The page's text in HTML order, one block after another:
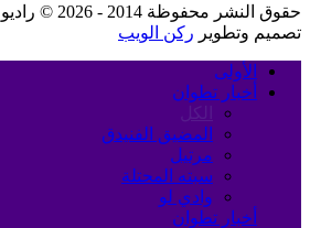
حقوق النشر محفوظة 2014 - 2026 © راديو تطوان
تصميم وتطوير ركن الويب
الأولى
أخبار تطوان
الكل
المضيق الفنيدق
مرتيل
سبته المحتلة
وادي لو
أخبار تطوان